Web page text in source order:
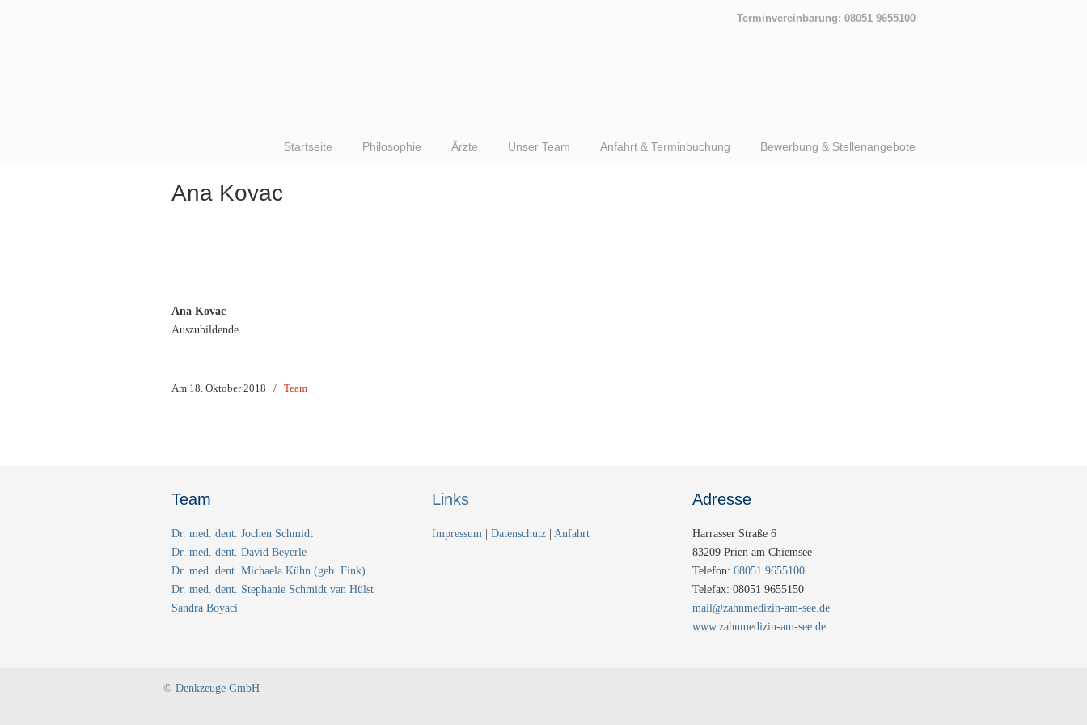
Terminvereinbarung: 08051 9655100
Startseite Philosophie Ärzte Unser Team Anfahrt & Terminbuchung Bewerbung & Stellenangebote
Ana Kovac
Ana Kovac
Auszubildende
Am 18. Oktober 2018 / Team
Team
Dr. med. dent. Jochen Schmidt
Dr. med. dent. David Beyerle
Dr. med. dent. Michaela Kühn (geb. Fink)
Dr. med. dent. Stephanie Schmidt van Hülst
Sandra Boyaci
Links
Impressum Datenschutz Anfahrt
Adresse
Harrasser Straße 6
83209 Prien am Chiemsee
Telefon: 08051 9655100
Telefax: 08051 9655150
mail@zahnmedizin-am-see.de
www.zahnmedizin-am-see.de
© Denkzeuge GmbH